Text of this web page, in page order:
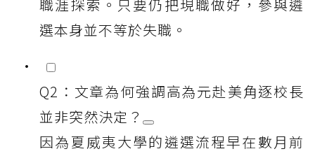
職涯探索。只要仍把現職做好，參與遴
選本身並不等於失職。
Q2：文章為何強調高為元赴美角逐校長
並非突然決定？
因為夏威夷大學的遴選流程早在數月前